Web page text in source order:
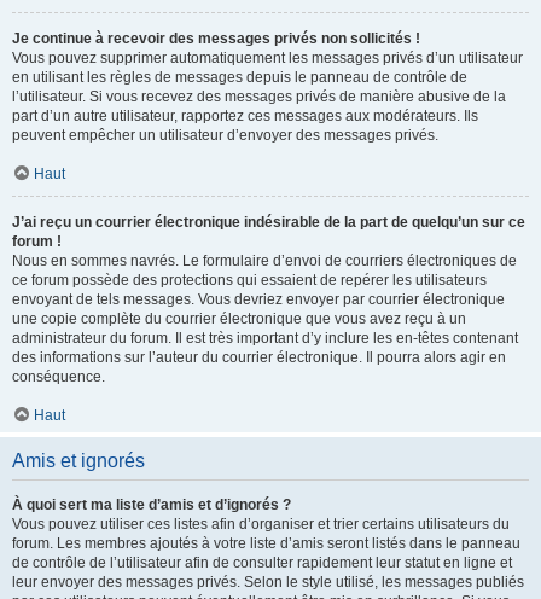
Je continue à recevoir des messages privés non sollicités !
Vous pouvez supprimer automatiquement les messages privés d’un utilisateur
en utilisant les règles de messages depuis le panneau de contrôle de
l’utilisateur. Si vous recevez des messages privés de manière abusive de la
part d’un autre utilisateur, rapportez ces messages aux modérateurs. Ils
peuvent empêcher un utilisateur d’envoyer des messages privés.
Haut
J’ai reçu un courrier électronique indésirable de la part de quelqu’un sur ce
forum !
Nous en sommes navrés. Le formulaire d’envoi de courriers électroniques de
ce forum possède des protections qui essaient de repérer les utilisateurs
envoyant de tels messages. Vous devriez envoyer par courrier électronique
une copie complète du courrier électronique que vous avez reçu à un
administrateur du forum. Il est très important d’y inclure les en-têtes contenant
des informations sur l’auteur du courrier électronique. Il pourra alors agir en
conséquence.
Haut
Amis et ignorés
À quoi sert ma liste d’amis et d’ignorés ?
Vous pouvez utiliser ces listes afin d’organiser et trier certains utilisateurs du
forum. Les membres ajoutés à votre liste d’amis seront listés dans le panneau
de contrôle de l’utilisateur afin de consulter rapidement leur statut en ligne et
leur envoyer des messages privés. Selon le style utilisé, les messages publiés